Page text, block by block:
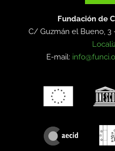
Fundación de
C/ Guzmán el Bueno, 3
E-mail: